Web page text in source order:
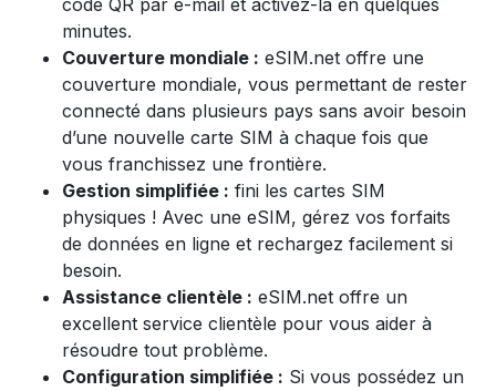
code QR par e-mail et activez-la en quelques
minutes.
Couverture mondiale : eSIM.net offre une
couverture mondiale, vous permettant de rester
connecté dans plusieurs pays sans avoir besoin
d’une nouvelle carte SIM à chaque fois que
vous franchissez une frontière.
Gestion simplifiée : fini les cartes SIM
physiques ! Avec une eSIM, gérez vos forfaits
de données en ligne et rechargez facilement si
besoin.
Assistance clientèle : eSIM.net offre un
excellent service clientèle pour vous aider à
résoudre tout problème.
Configuration simplifiée : Si vous possédez un